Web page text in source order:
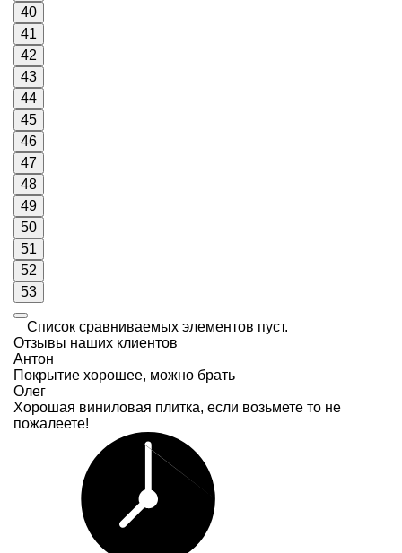
40
41
42
43
44
45
46
47
48
49
50
51
52
53
Список сравниваемых элементов пуст.
Отзывы наших клиентов
Антон
Покрытие хорошее, можно брать
Олег
Хорошая виниловая плитка, если возьмете то не
пожалеете!